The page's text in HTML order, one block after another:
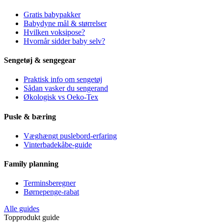
Gratis babypakker
Babydyne mål & størrelser
Hvilken voksipose?
Hvornår sidder baby selv?
Sengetøj & sengegear
Praktisk info om sengetøj
Sådan vasker du sengerand
Økologisk vs Oeko-Tex
Pusle & bæring
Væghængt puslebord-erfaring
Vinterbadekåbe-guide
Family planning
Terminsberegner
Børnepenge-rabat
Alle guides
Topprodukt guide